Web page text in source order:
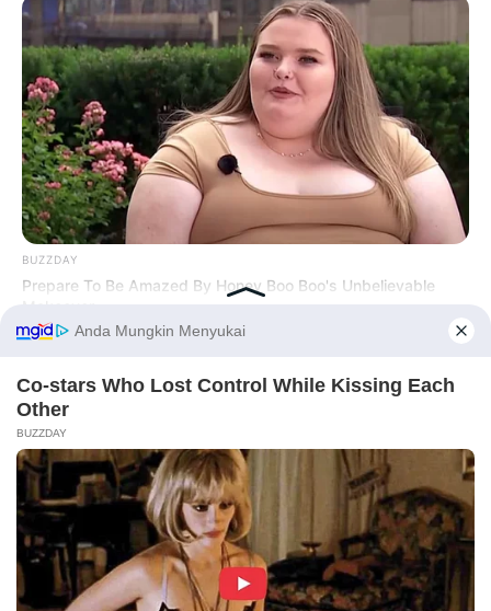
PRIVACY POLICY DISCLAIMER HUBUNGI KAMI IKLAN
BUZZDAY
Prepare To Be Amazed By Honey Boo Boo's Unbelievable
BUZZDAY
Before You Go